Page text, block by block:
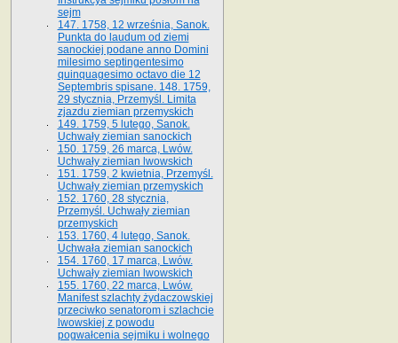
sejm
147. 1758, 12 września, Sanok.
Punkta do laudum od ziemi
sanockiej podane anno Domini
milesimo septingentesimo
quinquagesimo octavo die 12
Septembris spisane. 148. 1759,
29 stycznia, Przemyśl. Limita
zjazdu ziemian przemyskich
149. 1759, 5 lutego, Sanok.
Uchwały ziemian sanockich
150. 1759, 26 marca, Lwów.
Uchwały ziemian lwowskich
151. 1759, 2 kwietnia, Przemyśl.
Uchwały ziemian przemyskich
152. 1760, 28 stycznia,
Przemyśl. Uchwały ziemian
przemyskich
153. 1760, 4 lutego, Sanok.
Uchwała ziemian sanockich
154. 1760, 17 marca, Lwów.
Uchwały ziemian lwowskich
155. 1760, 22 marca, Lwów.
Manifest szlachty żydaczowskiej
przeciwko senatorom i szlachcie
lwowskiej z po­wodu
pogwałcenia sejmiku i wolnego